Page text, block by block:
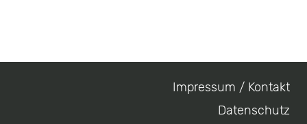
Impressum / Kontakt
Datenschutz